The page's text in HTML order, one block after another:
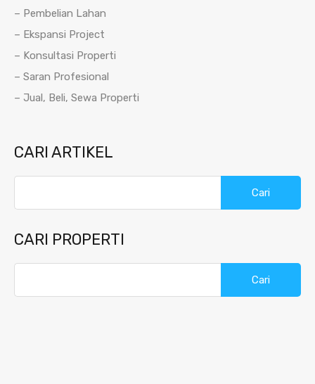
– Pembelian Lahan
– Ekspansi Project
– Konsultasi Properti
– Saran Profesional
– Jual, Beli, Sewa Properti
CARI ARTIKEL
CARI PROPERTI